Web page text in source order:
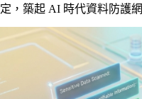
定，築起 AI 時代資料防護網